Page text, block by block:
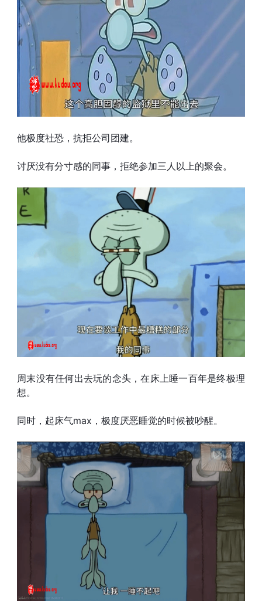
他极度社恐，抗拒公司团建。
讨厌没有分寸感的同事，拒绝参加三人以上的聚会。
周末没有任何出去玩的念头，在床上睡一百年是终极理
想。
同时，起床气max，极度厌恶睡觉的时候被吵醒。